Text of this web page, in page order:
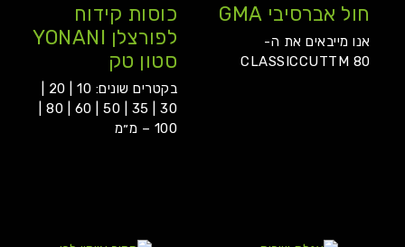
חול אברסיבי GMA
אנו מייבאים את ה-
CLASSICCUTTM 80
כוסות קידוח
לפורצלן YONANI
סטון טק
30 | 35 | 50 | 60 | 80 |
100 – מ״מ